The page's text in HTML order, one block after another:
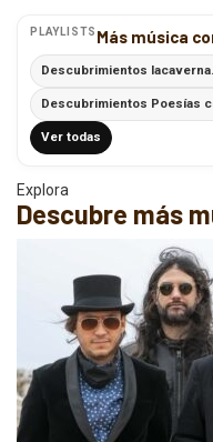
PLAYLISTS Más música
Descubrimientos
Ver todas
Explora
Descubre más